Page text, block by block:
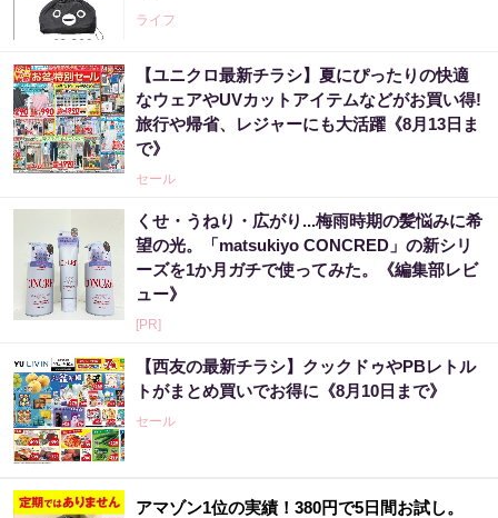
ライフ
【ユニクロ最新チラシ】夏にぴったりの快適
なウェアやUVカットアイテムなどがお買い得!
旅行や帰省、レジャーにも大活躍《8月13日ま
で》
セール
くせ・うねり・広がり...梅雨時期の髪悩みに希
望の光。「matsukiyo CONCRED」の新シリ
ーズを1か月ガチで使ってみた。《編集部レビ
ュー》
[PR]
【西友の最新チラシ】クックドゥやPBレトル
トがまとめ買いでお得に《8月10日まで》
セール
アマゾン1位の実績！380円で5日間お試し。